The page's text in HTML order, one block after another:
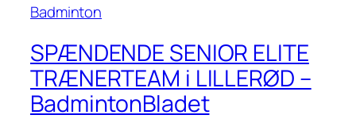
Badminton
SPÆNDENDE SENIOR ELITE
TRÆNERTEAM i LILLERØD –
BadmintonBladet